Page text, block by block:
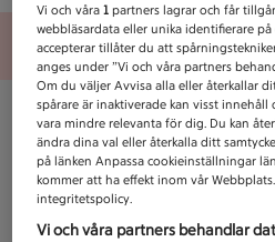
Unknown
Vi och våra1 partners lagrar och får
webbläsardata eller unika identifierare
accepterar tillåter du att
anges under ”Vi och våra partners
Om du väljer Avvisa alla eller återkallar
spårare är inaktiverade kan visst innehåll
vara mindre relevanta för dig. Du kan
ändra dina val eller återkalla ditt
på länken Anpassa cookieinställningar
kommer att ha effekt inom vår
integritetspolicy.
Vi och våra partners behandlar